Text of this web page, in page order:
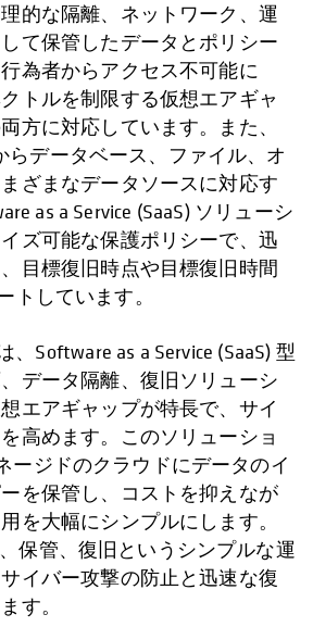
的な隔離、ネットワーク、運
て保管したデータとポリシー
為者からアクセス不可能に
トルを制限する仮想エアギャ
方に対応しています。また、
らデータベース、ファイル、オ
ざまなデータソースに対応す
as a Service (SaaS) ソリューシ
ズ可能な保護ポリシーで、迅
目標復旧時点や目標復旧時間
トしています。
、Software as a Service (SaaS) 型
データ隔離、復旧ソリューシ
エアギャップが特長で、サイ
高めます。このソリューショ
ージドのクラウドにデータのイ
を保管し、コストを抑えなが
を大幅にシンプルにします。
保管、復旧というシンプルな運
イバー攻撃の防止と迅速な復
す。